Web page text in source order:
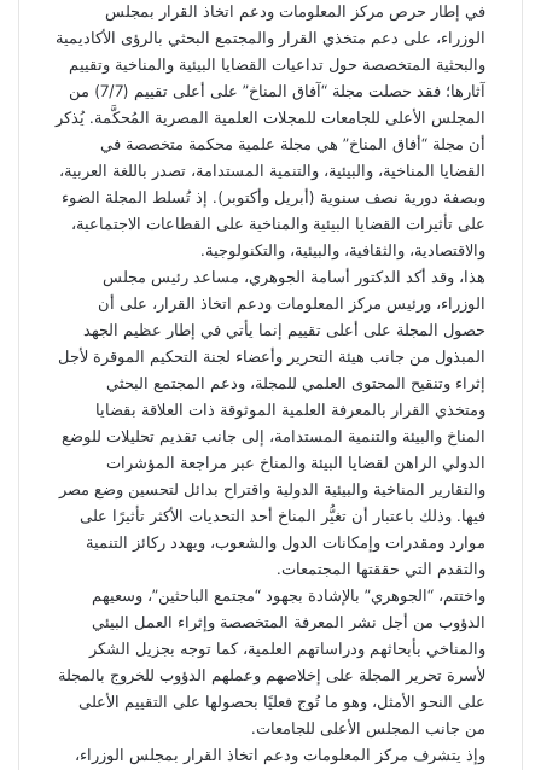
في إطار حرص مركز المعلومات ودعم اتخاذ القرار بمجلس
الوزراء، على دعم متخذي القرار والمجتمع البحثي بالرؤى الأكاديمية
والبحثية المتخصصة حول تداعيات القضايا البيئية والمناخية وتقييم
آثارها؛ فقد حصلت مجلة “آفاق المناخ” على أعلى تقييم (7/7) من
المجلس الأعلى للجامعات للمجلات العلمية المصرية المُحكَّمة. يُذكر
أن مجلة “أفاق المناخ” هي مجلة علمية محكمة متخصصة في
القضايا المناخية، والبيئية، والتنمية المستدامة، تصدر باللغة العربية،
وبصفة دورية نصف سنوية (أبريل وأكتوبر). إذ تُسلط المجلة الضوء
على تأثيرات القضايا البيئية والمناخية على القطاعات الاجتماعية،
والاقتصادية، والثقافية، والبيئية، والتكنولوجية.
هذا، وقد أكد الدكتور أسامة الجوهري، مساعد رئيس مجلس
الوزراء، ورئيس مركز المعلومات ودعم اتخاذ القرار، على أن
حصول المجلة على أعلى تقييم إنما يأتي في إطار عظيم الجهد
المبذول من جانب هيئة التحرير وأعضاء لجنة التحكيم الموقرة لأجل
إثراء وتنقيح المحتوى العلمي للمجلة، ودعم المجتمع البحثي
ومتخذي القرار بالمعرفة العلمية الموثوقة ذات العلاقة بقضايا
المناخ والبيئة والتنمية المستدامة، إلى جانب تقديم تحليلات للوضع
الدولي الراهن لقضايا البيئة والمناخ عبر مراجعة المؤشرات
والتقارير المناخية والبيئية الدولية واقتراح بدائل لتحسين وضع مصر
فيها. وذلك باعتبار أن تغيُّر المناخ أحد التحديات الأكثر تأثيرًا على
موارد ومقدرات وإمكانات الدول والشعوب، ويهدد ركائز التنمية
والتقدم التي حققتها المجتمعات.
واختتم، “الجوهري” بالإشادة بجهود “مجتمع الباحثين”، وسعيهم
الدؤوب من أجل نشر المعرفة المتخصصة وإثراء العمل البيئي
والمناخي بأبحاثهم ودراساتهم العلمية، كما توجه بجزيل الشكر
لأسرة تحرير المجلة على إخلاصهم وعملهم الدؤوب للخروج بالمجلة
على النحو الأمثل، وهو ما تُوج فعليًا بحصولها على التقييم الأعلى
من جانب المجلس الأعلى للجامعات.
وإذ يتشرف مركز المعلومات ودعم اتخاذ القرار بمجلس الوزراء،